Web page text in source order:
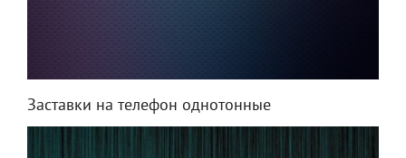
Заставки на телефон однотонные